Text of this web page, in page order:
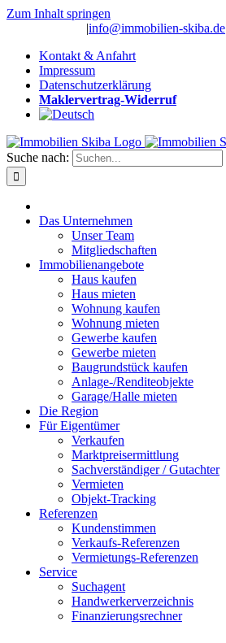
Zum Inhalt springen
|info@immobilien-skiba.de
Kontakt & Anfahrt
Impressum
Datenschutzerklärung
Maklervertrag-Widerruf
Suche nach:
Das Unternehmen
Unser Team
Mitgliedschaften
Immobilienangebote
Haus kaufen
Haus mieten
Wohnung kaufen
Wohnung mieten
Gewerbe kaufen
Gewerbe mieten
Baugrundstück kaufen
Anlage-/Renditeobjekte
Garage/Halle mieten
Die Region
Für Eigentümer
Verkaufen
Marktpreisermittlung
Sachverständiger / Gutachter
Vermieten
Objekt-Tracking
Referenzen
Kundenstimmen
Verkaufs-Referenzen
Vermietungs-Referenzen
Service
Suchagent
Handwerkerverzeichnis
Finanzierungsrechner